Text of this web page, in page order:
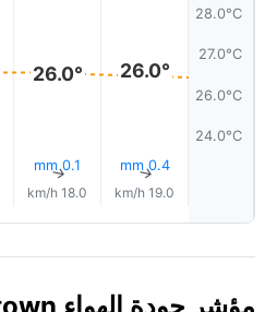
28.0°C
27.0°C
26.0°C
24.0°C
26.0°
0.4 mm
↑
19.0 km/h
26.0°
0.1 mm
↑
18.0 km/h